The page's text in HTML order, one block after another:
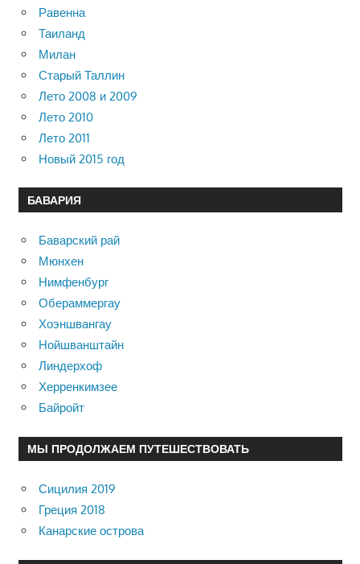
Равенна
Таиланд
Милан
Старый Таллин
Лето 2008 и 2009
Лето 2010
Лето 2011
Новый 2015 год
БАВАРИЯ
Баварский рай
Мюнхен
Нимфенбург
Обераммергау
Хоэншвангау
Нойшванштайн
Линдерхоф
Херренкимзее
Байройт
МЫ ПРОДОЛЖАЕМ ПУТЕШЕСТВОВАТЬ
Сицилия 2019
Греция 2018
Канарские острова